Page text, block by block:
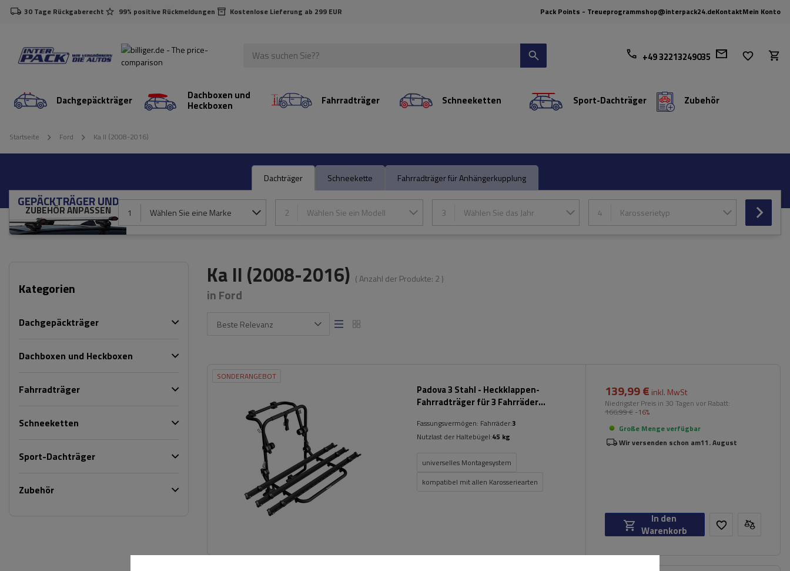
30 Tage Rückgaberecht 99% positive Rückmeldungen Kostenlose Lieferung ab 299 EUR Pack Points - Treueprogrammshop@interpack24.deKontaktMein Konto
+49 32213249035
Dachgepäckträger Dachboxen und
Heckboxen Fahrradträger Schneeketten Sport-Dachträger Zubehör
Startseite Ford Ka II (2008-2016)
Dachträger Schneekette Fahrradträger für Anhängerkupplung
GEPÄCKTRÄGER UND
ZUBEHÖR ANPASSEN 1 Wählen Sie eine Marke 2 Wählen Sie ein Modell 3 Wählen Sie das Jahr 4 Karosserietyp
Kategorien
Dachgepäckträger
Dachboxen und Heckboxen
Fahrradträger
Schneeketten
Sport-Dachträger
Zubehör
Ka II (2008-2016) ( Anzahl der Produkte: 2 )
in Ford
Beste Relevanz
SONDERANGEBOT
Padova 3 Stahl - Heckklappen-
Fahrradträger für 3 Fahrräder
Fassungsvermögen: Fahrräder:3
Nutzlast der Haltebügel:45 kg
universelles Montagesystem
kompatibel mit allen Karosseriearten
139,99 € inkl. MwSt
Niedrigster Preis in 30 Tagen vor Rabatt:
166,99 € -16%
Große Menge verfügbar
Wir versenden schon am11. August
In den
Warenkorb